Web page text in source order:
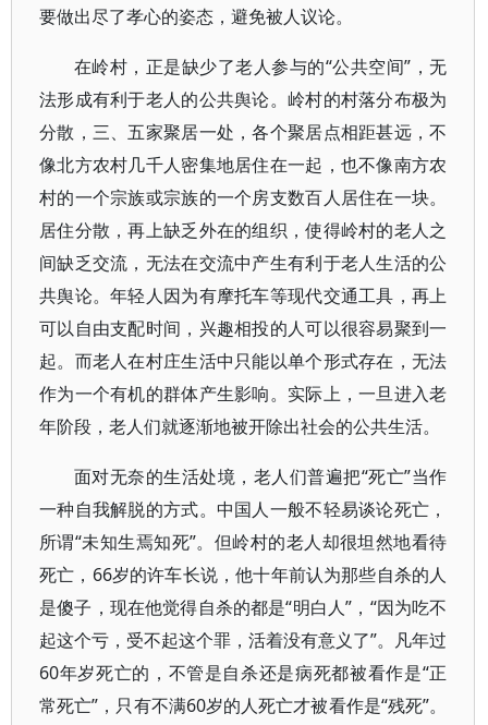
要做出尽了孝心的姿态，避免被人议论。
在岭村，正是缺少了老人参与的“公共空间”，无
法形成有利于老人的公共舆论。岭村的村落分布极为
分散，三、五家聚居一处，各个聚居点相距甚远，不
像北方农村几千人密集地居住在一起，也不像南方农
村的一个宗族或宗族的一个房支数百人居住在一块。
居住分散，再上缺乏外在的组织，使得岭村的老人之
间缺乏交流，无法在交流中产生有利于老人生活的公
共舆论。年轻人因为有摩托车等现代交通工具，再上
可以自由支配时间，兴趣相投的人可以很容易聚到一
起。而老人在村庄生活中只能以单个形式存在，无法
作为一个有机的群体产生影响。实际上，一旦进入老
年阶段，老人们就逐渐地被开除出社会的公共生活。
面对无奈的生活处境，老人们普遍把“死亡”当作
一种自我解脱的方式。中国人一般不轻易谈论死亡，
所谓“未知生焉知死”。但岭村的老人却很坦然地看待
死亡，66岁的许车长说，他十年前认为那些自杀的人
是傻子，现在他觉得自杀的都是“明白人”，“因为吃不
起这个亏，受不起这个罪，活着没有意义了”。凡年过
60年岁死亡的，不管是自杀还是病死都被看作是“正
常死亡”，只有不满60岁的人死亡才被看作是“残死”。